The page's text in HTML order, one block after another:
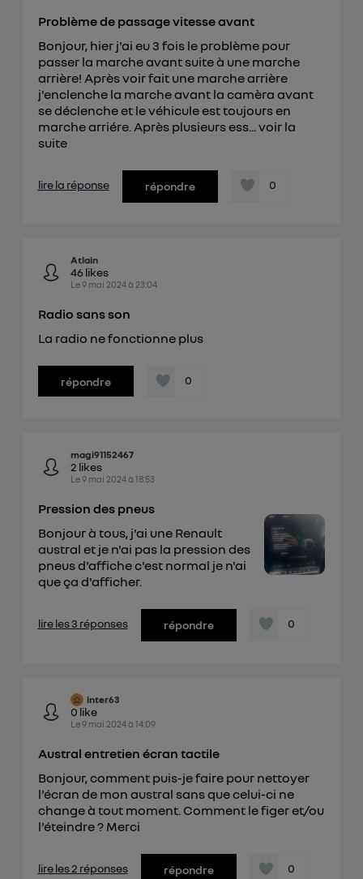
Problème de passage vitesse avant
Bonjour, hier j'ai eu 3 fois le problème pour
passer la marche avant suite à une marche
arrière! Après voir fait une marche arrière
j'enclenche la marche avant la camèra avant
se déclenche et le véhicule est toujours en
marche arriére. Après plusieurs ess... voir la
suite
lire la réponse répondre 0
Atlain
46 likes
Le9 mai 2024à 23:04
Radio sans son
La radio ne fonctionne plus
répondre 0
magi91152467
2 likes
Le9 mai 2024à 18:53
Pression des pneus
Bonjour à tous, j'ai une Renault
austral et je n'ai pas la pression des
pneus d'affiche c'est normal je n'ai
que ça d'afficher.
lire les 3 réponses répondre 0
inter63
0 like
Le9 mai 2024à 14:09
Austral entretien écran tactile
Bonjour, comment puis-je faire pour nettoyer
l'écran de mon austral sans que celui-ci ne
change à tout moment. Comment le figer et/ou
l'éteindre ? Merci
lire les 2 réponses répondre 0